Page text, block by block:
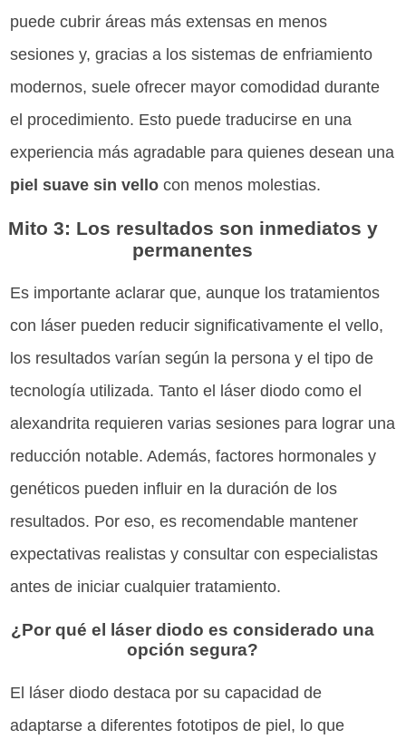
puede cubrir áreas más extensas en menos
sesiones y, gracias a los sistemas de enfriamiento
modernos, suele ofrecer mayor comodidad durante
el procedimiento. Esto puede traducirse en una
experiencia más agradable para quienes desean una
piel suave sin vello con menos molestias.
Mito 3: Los resultados son inmediatos y
permanentes
Es importante aclarar que, aunque los tratamientos
con láser pueden reducir significativamente el vello,
los resultados varían según la persona y el tipo de
tecnología utilizada. Tanto el láser diodo como el
alexandrita requieren varias sesiones para lograr una
reducción notable. Además, factores hormonales y
genéticos pueden influir en la duración de los
resultados. Por eso, es recomendable mantener
expectativas realistas y consultar con especialistas
antes de iniciar cualquier tratamiento.
¿Por qué el láser diodo es considerado una
opción segura?
El láser diodo destaca por su capacidad de
adaptarse a diferentes fototipos de piel, lo que